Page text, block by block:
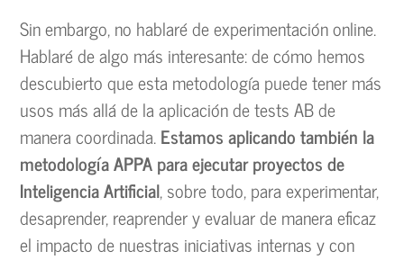
Sin embargo, no hablaré de experimentación online.
Hablaré de algo más interesante: de cómo hemos
descubierto que esta metodología puede tener más
usos más allá de la aplicación de tests AB de
manera coordinada.Estamos aplicando también la
metodología APPA para ejecutar proyectos de
Inteligencia Artificial, sobre todo, para experimentar,
desaprender, reaprender y evaluar de manera eficaz
el impacto de nuestras iniciativas internas y con